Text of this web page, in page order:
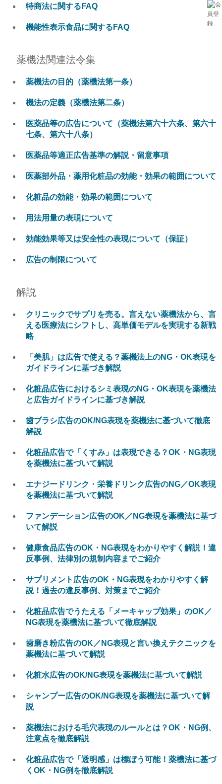
特商法に関するFAQ
機能性表示食品に関するFAQ
薬機法関連法令集
薬機法の目的（薬機法第一条）
機法の定義（薬機法第二条）
医薬品等の広告について（薬機法第六十六条、第六十
七条、第六十八条）
医薬品等適正広告基準の解説・留意事項
医薬部外品・薬用化粧品の効能・効果の範囲について
化粧品の効能・効果の範囲について
用法用量の表現について
効能効果等又は安全性の表現について（保証）
広告の制限について
解説
クリニックでサプリを売る。言えない薬機法から、言
える医療法にシフトし、高単価モデルを実現する新戦
略
「美肌」は広告で使える？薬機法上のNG・OK表現を
ガイドラインに基づき解説
化粧品広告におけるシミ表現のNG・OK表現を薬機法
と広告ガイドラインに基づき解説
歯ブラシ広告のOK/NG表現を薬機法に基づいて徹底
解説
化粧品広告で「くすみ」は表現できる？OK・NG表現
を薬機法に基づいて解説
エナジードリンク・栄養ドリンク広告のNG／OK表現
を薬機法に基づいて解説
ファンデーション広告のOK／NG表現を薬機法に基づ
いて解説
健康食品広告のOK・NG表現をわかりやすく解説！違
反事例、法律別の規制内容までご紹介
サプリメント広告のOK・NG表現をわかりやすく解
説！過去の違反事例、対策までご紹介
化粧品広告でうたえる「メーキャップ効果」のOK／
NG表現を薬機法に基づいて徹底解説
歯磨き粉広告のOK／NG表現と言い換えテクニックを
薬機法に基づいて解説
化粧水広告のOK/NG表現を薬機法に基づいて解説
シャンプー広告のOK/NG表現を薬機法に基づいて解
説
薬機法における毛穴表現のルールとは？OK・NG例、
注意点を徹底解説
化粧品広告で「透明感」は標ぼう可能！薬機法に基づ
くOK・NG例を徹底解説